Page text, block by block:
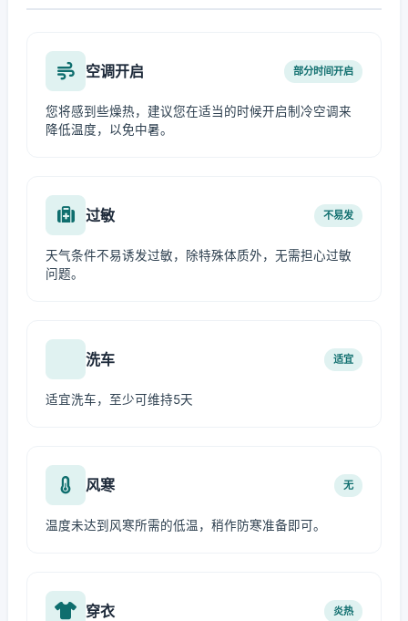
空调开启 部分时间开启
您将感到些燥热，建议您在适当的时候开启制冷空调来
降低温度，以免中暑。
过敏 不易发
天气条件不易诱发过敏，除特殊体质外，无需担心过敏
问题。
洗车 适宜
适宜洗车，至少可维持5天
风寒 无
温度未达到风寒所需的低温，稍作防寒准备即可。
穿衣 炎热